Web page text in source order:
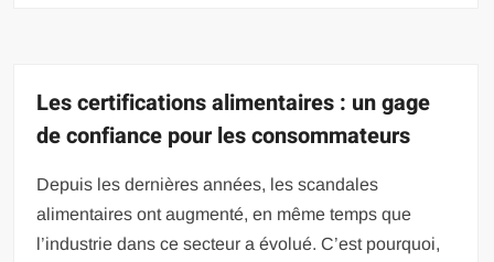
Les certifications alimentaires : un gage
de confiance pour les consommateurs
Depuis les dernières années, les scandales
alimentaires ont augmenté, en même temps que
l’industrie dans ce secteur a évolué. C’est pourquoi,